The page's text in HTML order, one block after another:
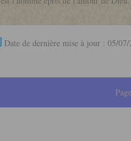
Date de dernière mise à jour : 05/